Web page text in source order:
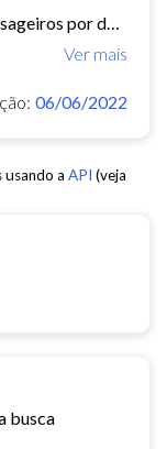
busca
Ver mais
06/06/2022
usando a API (veja